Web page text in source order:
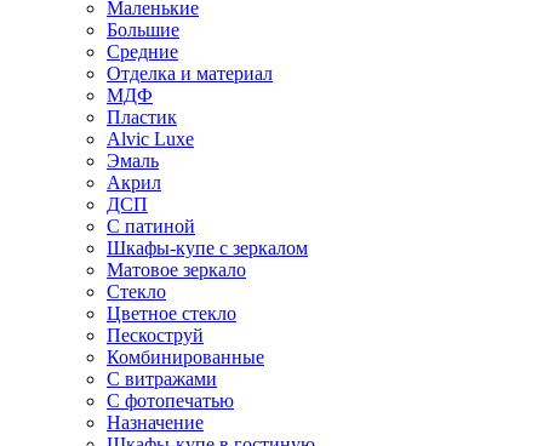
Маленькие
Большие
Средние
Отделка и материал
МДФ
Пластик
Alvic Luxe
Эмаль
Акрил
ДСП
С патиной
Шкафы-купе с зеркалом
Матовое зеркало
Стекло
Цветное стекло
Пескоструй
Комбинированные
С витражами
С фотопечатью
Назначение